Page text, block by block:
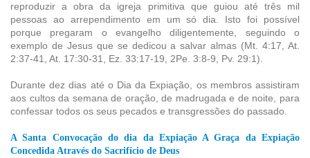
reproduzir a obra da igreja primitiva que guiou até três mil
pessoas ao arrependimento em um só dia. Isto foi possível
porque pregaram o evangelho diligentemente, seguindo o
exemplo de Jesus que se dedicou a salvar almas (Mt. 4:17, At.
2:37-41, At. 17:30-31, Ez. 33:17-19, 2Pe. 3:8-9, Pv. 29:1).
Durante dez dias até o Dia da Expiação, os membros assistiram
aos cultos da semana de oração, de madrugada e de noite, para
confessar todos os seus pecados e transgressões do passado.
A Santa Convocação do dia da Expiação A Graça da Expiação
Concedida Através do Sacrifício de Deus